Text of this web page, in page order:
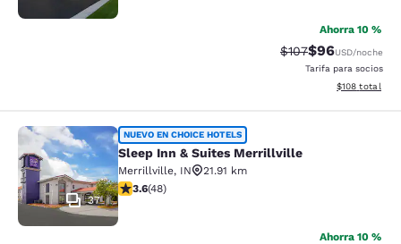
Ahorra 10 %
Precio tachado:
$107Precio con
$96USD/noche
Tarifa para socios
Ver detalles
$108 total
Sleep Inn & Suites Merrillville
37
NUEVO EN CHOICE HOTELS
Sleep Inn & Suites Merrillville
Merrillville, IN
21.91 km
calificación de 3.63 estrellas. Bueno. 48 reseñas
3.6(48)
Ahorra 10 %